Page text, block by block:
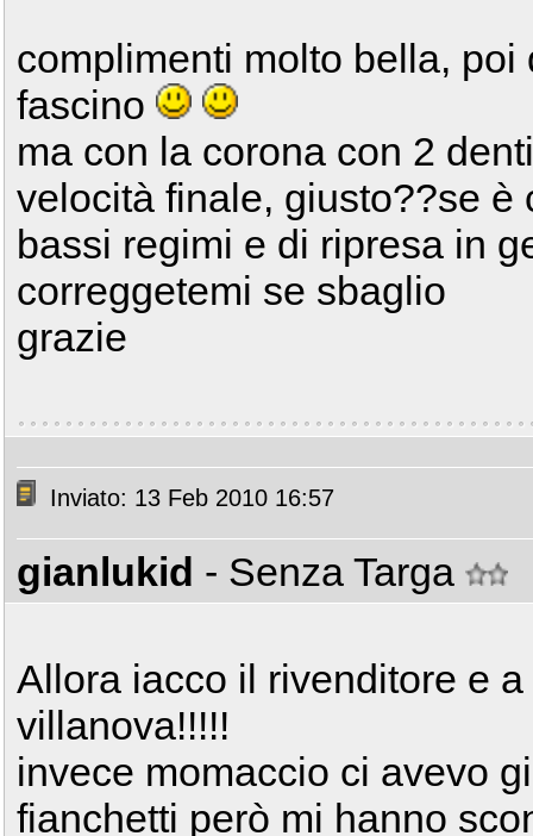
complimenti molto bella,
fascino
ma con la corona con 2
velocità finale, giusto??se
bassi regimi e di ripresa in
correggetemi se sbaglio
grazie
Inviato: 13 Feb 2010 16:57
gianlukid - Senza Targa
Allora iacco il rivenditore e
villanova!!!!!
invece momaccio ci avevo
fianchetti però mi hanno